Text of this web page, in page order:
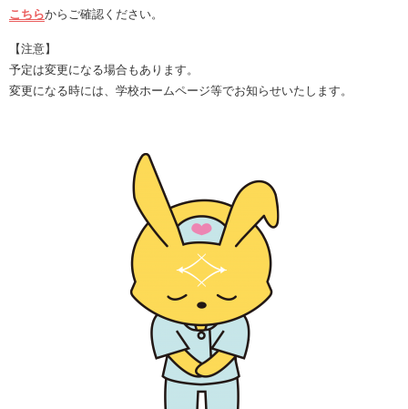
こちらからご確認ください。
【注意】
予定は変更になる場合もあります。
変更になる時には、学校ホームページ等でお知らせいたします。